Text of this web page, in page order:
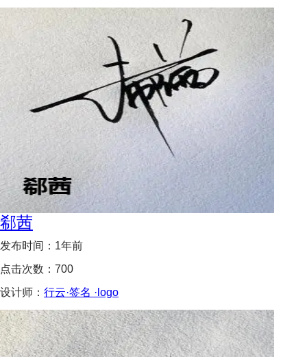
郗茜
发布时间： 1年前
点击次数： 700
设计师： 行云·签名 ·logo